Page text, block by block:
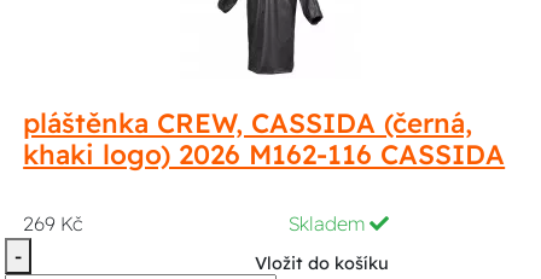
pláštěnka CREW, CASSIDA (černá,
khaki logo) 2026 M162-116 CASSIDA
269 Kč
Skladem
-
Vložit do košíku